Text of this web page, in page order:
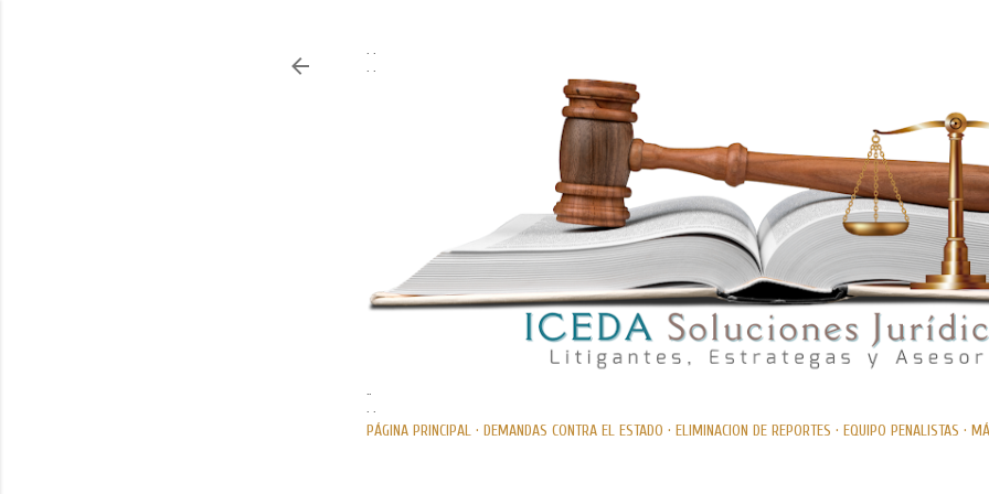
..
. .
PÁGINA PRINCIPAL DEMANDAS CONTRA EL ESTADO ELIMINACION DE REPORTES EQUIPO PENALISTAS